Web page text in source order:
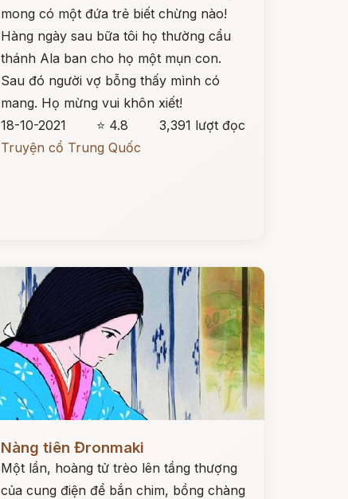
mong có một đứa trẻ biết chừng nào!
Hàng ngày sau bữa tôi họ thường cẩu
thánh Ala ban cho họ một mụn con.
Sau đó người vợ bỗng thấy mình có
mang. Họ mừng vui khôn xiết!
18-10-2021
⭐ 4.8
3,391 lượt đọc
Truyện cổ Trung Quốc
Nàng tiên Đronmaki
Một lần, hoàng tử trèo lên tầng thượng
của cung điện để bắn chim, bồng chàng